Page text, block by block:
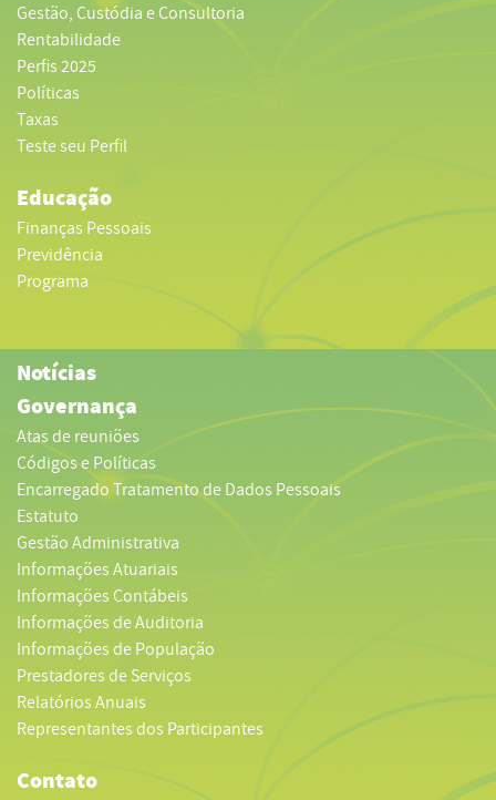
Gestão, Custódia e Consultoria
Rentabilidade
Perfis 2025
Políticas
Taxas
Teste seu Perfil
Educação
Finanças Pessoais
Previdência
Programa
Notícias
Governança
Atas de reuniões
Códigos e Políticas
Encarregado Tratamento de Dados Pessoais
Estatuto
Gestão Administrativa
Informações Atuariais
Informações Contábeis
Informações de Auditoria
Informações de População
Prestadores de Serviços
Relatórios Anuais
Representantes dos Participantes
Contato